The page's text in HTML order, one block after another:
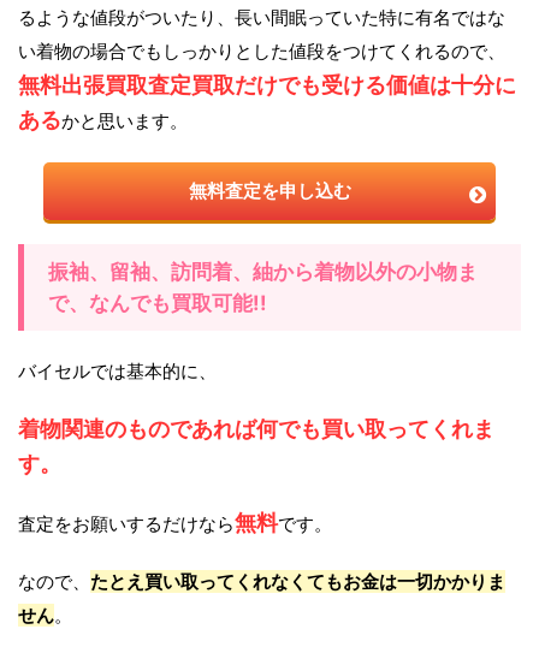
るような値段がついたり、長い間眠っていた特に有名ではな
い着物の場合でもしっかりとした値段をつけてくれるので、
無料出張買取査定買取だけでも受ける価値は十分に
あるかと思います。
無料査定を申し込む
振袖、留袖、訪問着、紬から着物以外の小物ま
で、なんでも買取可能!!
バイセルでは基本的に、
着物関連のものであれば何でも買い取ってくれま
す。
査定をお願いするだけなら無料です。
なので、 たとえ買い取ってくれなくてもお金は一切かかりま
せん。